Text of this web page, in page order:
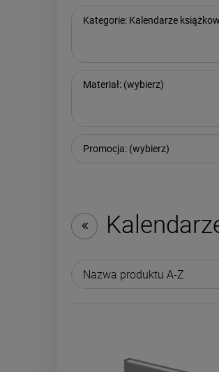
Kategorie: Kalendarze
Materiał: (wybierz)
Promocja: (wybierz)
Nazwa produktu A-Z